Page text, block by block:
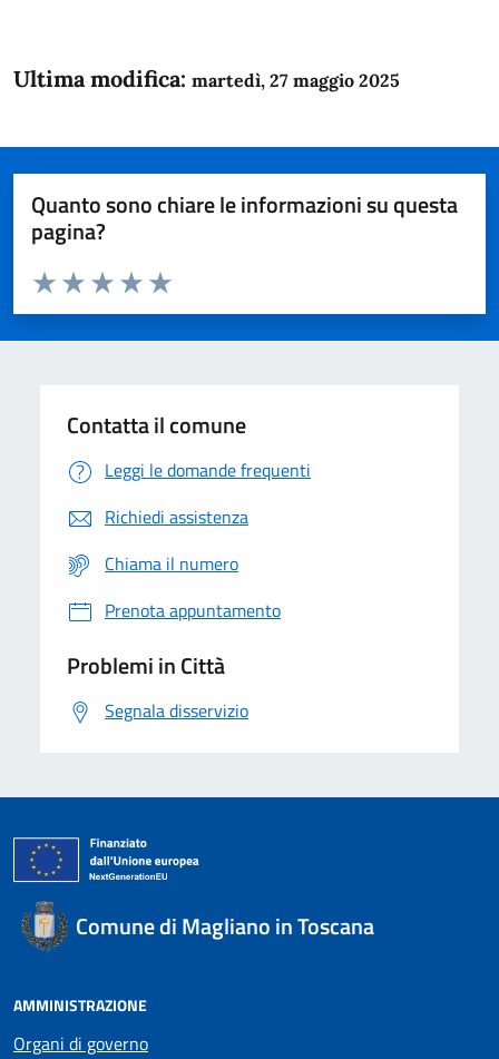
Ultima modifica: martedì, 27 maggio 2025
Quanto sono chiare le informazioni su questa
pagina?
Domanda
Valuta da 1 a 5 stelle la pagina
Valuta 5 stelle su 5
Valuta 4 stelle su 5
Valuta 3 stelle su 5
Valuta 2 stelle su 5
Valuta 1 stelle su 5
Contatta il comune
Leggi le domande frequenti
Richiedi assistenza
Chiama il numero
Prenota appuntamento
Problemi in Città
Segnala disservizio
Comune di Magliano in Toscana
AMMINISTRAZIONE
Organi di governo